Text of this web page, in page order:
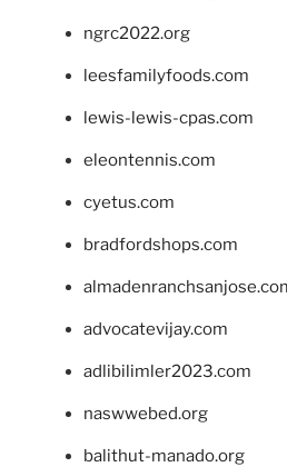
ngrc2022.org
leesfamilyfoods.com
lewis-lewis-cpas.com
eleontennis.com
cyetus.com
bradfordshops.com
advocatevijay.com
adlibilimler2023.com
naswwebed.org
balithut-manado.org